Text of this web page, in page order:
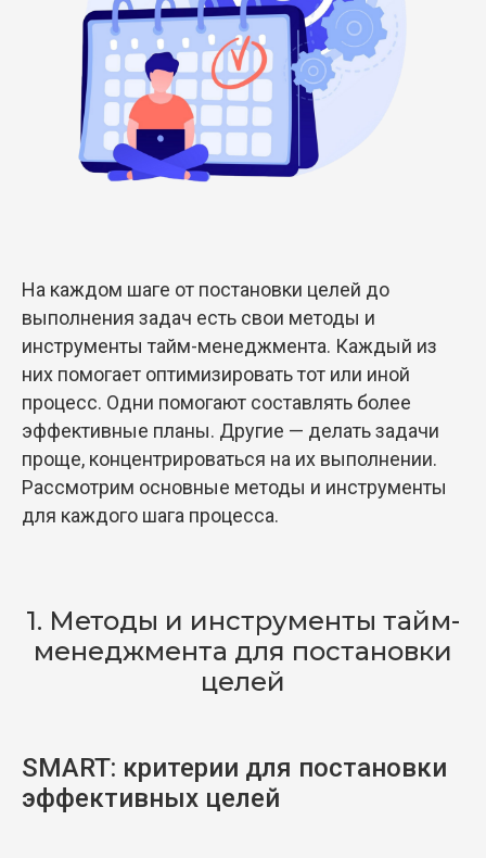
На каждом шаге от постановки целей до
выполнения задач есть свои методы и
инструменты тайм-менеджмента. Каждый из
них помогает оптимизировать тот или иной
процесс. Одни помогают составлять более
эффективные планы. Другие — делать задачи
проще, концентрироваться на их выполнении.
Рассмотрим основные методы и инструменты
для каждого шага процесса.
1. Методы и инструменты тайм-
менеджмента для постановки
целей
SMART: критерии для постановки
эффективных целей